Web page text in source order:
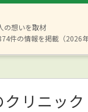
の想いを取材
件の情報を掲載（2026
クリニッ